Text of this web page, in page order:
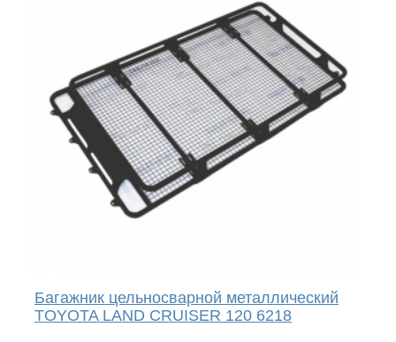
Багажник цельносварной металлический
TOYOTA LAND CRUISER 120 6218